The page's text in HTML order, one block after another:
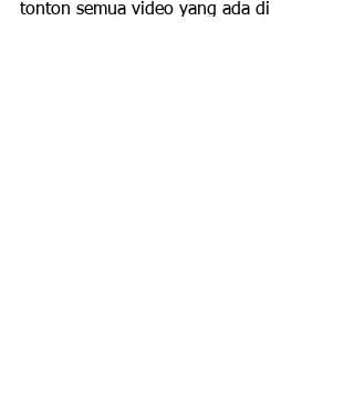
tonton semua video yang ada di